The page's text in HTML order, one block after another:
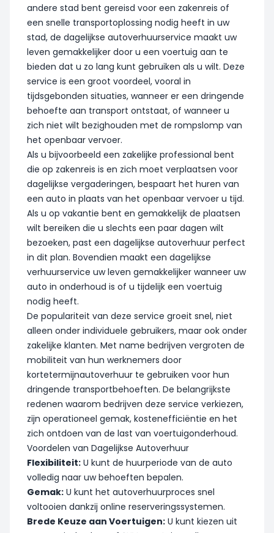
andere stad bent gereisd voor een zakenreis of
een snelle transportoplossing nodig heeft in uw
stad, de dagelijkse autoverhuurservice maakt uw
leven gemakkelijker door u een voertuig aan te
bieden dat u zo lang kunt gebruiken als u wilt. Deze
service is een groot voordeel, vooral in
tijdsgebonden situaties, wanneer er een dringende
behoefte aan transport ontstaat, of wanneer u
zich niet wilt bezighouden met de rompslomp van
het openbaar vervoer.
Als u bijvoorbeeld een zakelijke professional bent
die op zakenreis is en zich moet verplaatsen voor
dagelijkse vergaderingen, bespaart het huren van
een auto in plaats van het openbaar vervoer u tijd.
Als u op vakantie bent en gemakkelijk de plaatsen
wilt bereiken die u slechts een paar dagen wilt
bezoeken, past een dagelijkse autoverhuur perfect
in dit plan. Bovendien maakt een dagelijkse
verhuurservice uw leven gemakkelijker wanneer uw
auto in onderhoud is of u tijdelijk een voertuig
nodig heeft.
De populariteit van deze service groeit snel, niet
alleen onder individuele gebruikers, maar ook onder
zakelijke klanten. Met name bedrijven vergroten de
mobiliteit van hun werknemers door
kortetermijnautoverhuur te gebruiken voor hun
dringende transportbehoeften. De belangrijkste
redenen waarom bedrijven deze service verkiezen,
zijn operationeel gemak, kostenefficiëntie en het
zich ontdoen van de last van voertuigonderhoud.
Voordelen van Dagelijkse Autoverhuur
Flexibiliteit: U kunt de huurperiode van de auto
volledig naar uw behoeften bepalen.
Gemak: U kunt het autoverhuurproces snel
voltooien dankzij online reserveringssystemen.
Brede Keuze aan Voertuigen: U kunt kiezen uit